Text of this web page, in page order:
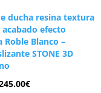
ducha resina textura
efecto
Roble Blanco –
STONE 3D
€